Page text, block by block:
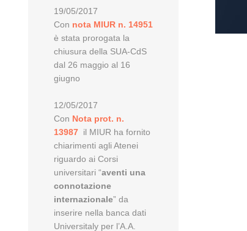
19/05/2017
Con nota MIUR n. 14951
è stata prorogata la
chiusura della SUA-CdS
dal 26 maggio al 16
giugno
12/05/2017
Con Nota prot. n.
13987 il MIUR ha fornito
chiarimenti agli Atenei
riguardo ai Corsi
universitari “aventi una
connotazione
internazionale” da
inserire nella banca dati
Universitaly per l’A.A.